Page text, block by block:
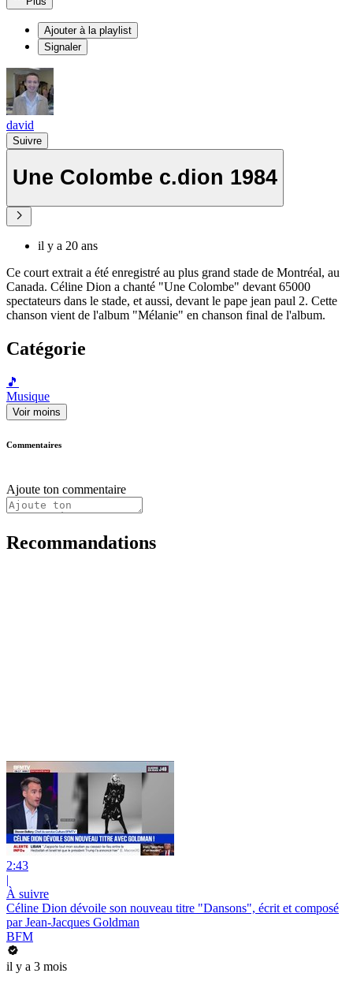
Ajouter à la playlist
Signaler
david
Suivre
Une Colombe c.dion 1984
il y a 20 ans
Ce court extrait a été enregistré au plus grand stade de Montréal, au
Canada. Céline Dion a chanté "Une Colombe" devant 65000
spectateurs dans le stade, et aussi, devant le pape jean paul 2. Cette
chanson vient de l'album "Mélanie" en chanson final de l'album.
Catégorie
🎵
Musique
Voir moins
Commentaires
Ajoute ton commentaire
Recommandations
2:43
|
À suivre
Céline Dion dévoile son nouveau titre "Dansons", écrit et composé
par Jean-Jacques Goldman
BFM
il y a 3 mois